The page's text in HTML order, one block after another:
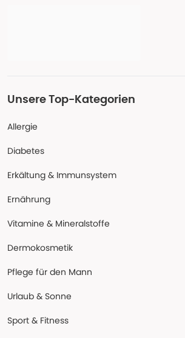
Unsere Top-Kategorien
Allergie
Diabetes
Erkältung & Immunsystem
Ernährung
Vitamine & Mineralstoffe
Dermokosmetik
Pflege für den Mann
Urlaub & Sonne
Sport & Fitness